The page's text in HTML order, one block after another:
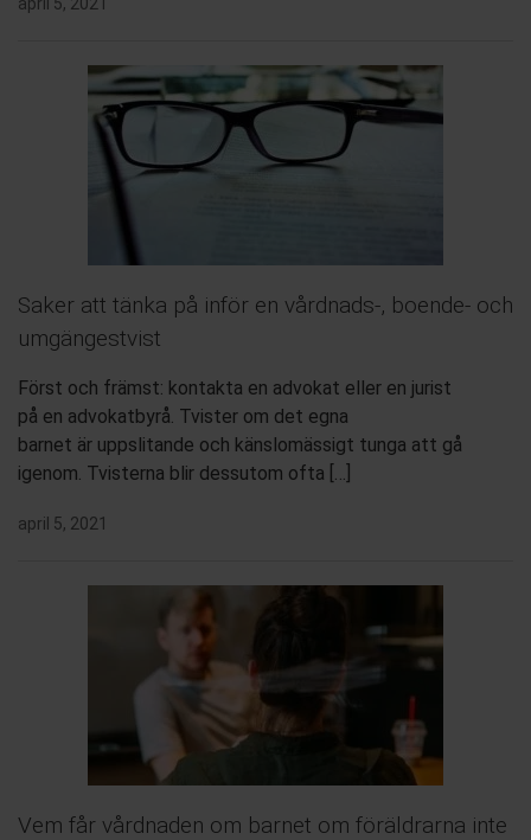
Saker att tänka på inför en vårdnads-, boende- och
umgängestvist
Först och främst: kontakta en advokat eller en jurist
på en advokatbyrå. Tvister om det egna
barnet är uppslitande och känslomässigt tunga att gå
igenom. Tvisterna blir dessutom ofta […]
april 5, 2021
Vem får vårdnaden om barnet om föräldrarna inte